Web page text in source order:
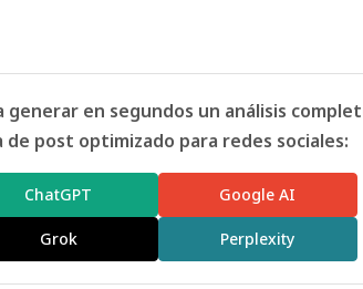
en segundos un análisis
post optimizado para redes sociales:
ChatGPT Google AI
Grok Perplexity